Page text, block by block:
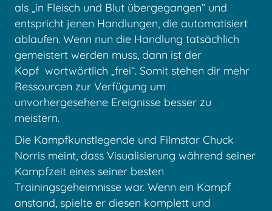
als „in Fleisch und Blut übergegangen“ und
entspricht jenen Handlungen, die automatisiert
ablaufen. Wenn nun die Handlung tatsächlich
gemeistert werden muss, dann ist der
Kopf wortwörtlich „frei“. Somit stehen dir mehr
Ressourcen zur Verfügung um
unvorhergesehene Ereignisse besser zu
meistern.
Die Kampfkunstlegende und Filmstar Chuck
Norris meint, dass Visualisierung während seiner
Kampfzeit eines seiner besten
Trainingsgeheimnisse war. Wenn ein Kampf
anstand, spielte er diesen komplett und